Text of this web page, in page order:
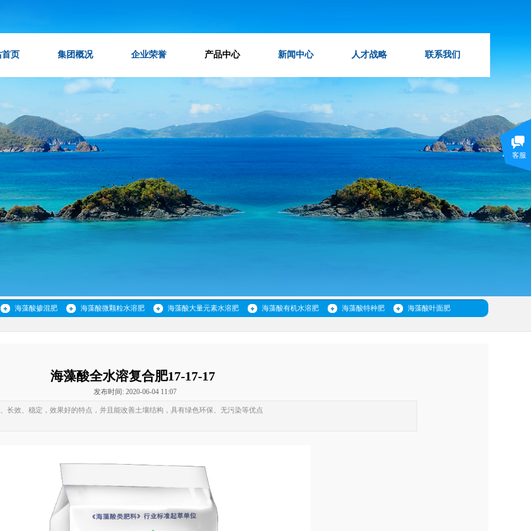
首页 集团概况 企业荣誉 产品中心 新闻中心 人才战略 联系我们
海藻酸掺混肥 海藻酸微颗粒水溶肥 海藻酸大量元素水溶肥 海藻酸有机水溶肥 海藻酸特种肥 海藻酸叶面肥
海藻酸全水溶复合肥17-17-17
发布时间: 2020-06-04 11:07
长效、稳定，效果好的特点，并且能改善土壤结构，具有绿色环保、无污染等优点
客服